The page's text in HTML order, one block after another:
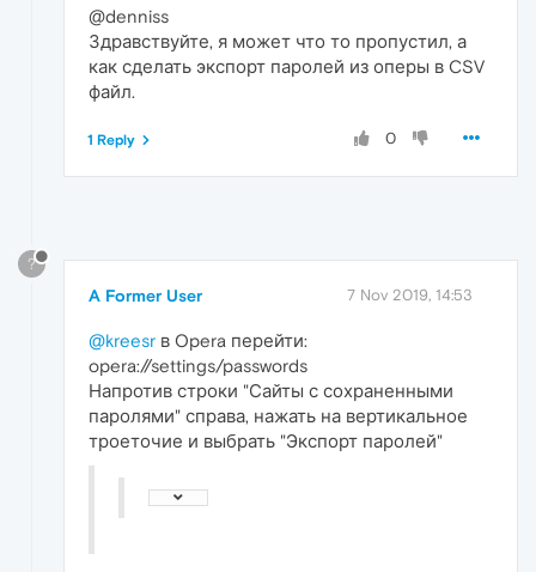
@denniss
Здравствуйте, я может что то пропустил, а
как сделать экспорт паролей из оперы в CSV
файл.
0
1 Reply
?
A Former User 7 Nov 2019, 14:53
@kreesr в Opera перейти:
opera://settings/passwords
Напротив строки "Сайты с сохраненными
паролями" справа, нажать на вертикальное
троеточие и выбрать "Экспорт паролей"